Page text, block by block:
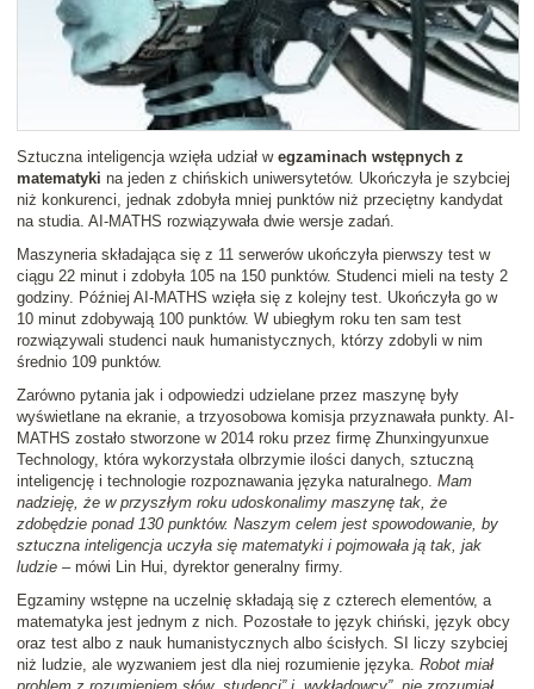
Sztuczna inteligencja wzięła udział w egzaminach wstępnych z
matematyki na jeden z chińskich uniwersytetów. Ukończyła je szybciej
niż konkurenci, jednak zdobyła mniej punktów niż przeciętny kandydat
na studia. AI-MATHS rozwiązywała dwie wersje zadań.
Maszyneria składająca się z 11 serwerów ukończyła pierwszy test w
ciągu 22 minut i zdobyła 105 na 150 punktów. Studenci mieli na testy 2
godziny. Później AI-MATHS wzięła się z kolejny test. Ukończyła go w
10 minut zdobywają 100 punktów. W ubiegłym roku ten sam test
rozwiązywali studenci nauk humanistycznych, którzy zdobyli w nim
średnio 109 punktów.
Zarówno pytania jak i odpowiedzi udzielane przez maszynę były
wyświetlane na ekranie, a trzyosobowa komisja przyznawała punkty. AI-
MATHS zostało stworzone w 2014 roku przez firmę Zhunxingyunxue
Technology, która wykorzystała olbrzymie ilości danych, sztuczną
inteligencję i technologie rozpoznawania języka naturalnego. Mam
nadzieję, że w przyszłym roku udoskonalimy maszynę tak, że
zdobędzie ponad 130 punktów. Naszym celem jest spowodowanie, by
sztuczna inteligencja uczyła się matematyki i pojmowała ją tak, jak
ludzie – mówi Lin Hui, dyrektor generalny firmy.
Egzaminy wstępne na uczelnię składają się z czterech elementów, a
matematyka jest jednym z nich. Pozostałe to język chiński, język obcy
oraz test albo z nauk humanistycznych albo ścisłych. SI liczy szybciej
niż ludzie, ale wyzwaniem jest dla niej rozumienie języka. Robot miał